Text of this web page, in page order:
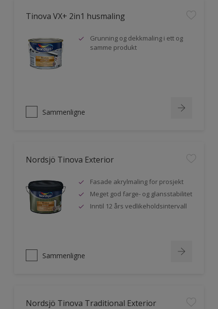
Tinova VX+ 2in1 husmaling
Grunning og dekkmaling i ett og
samme produkt
Sammenligne
Nordsjö Tinova Exterior
Fasade akrylmaling for prosjekt
Meget god farge- og glansstabilitet
Inntil 12 års vedlikeholdsintervall
Sammenligne
Nordsjö Tinova Traditional Exterior